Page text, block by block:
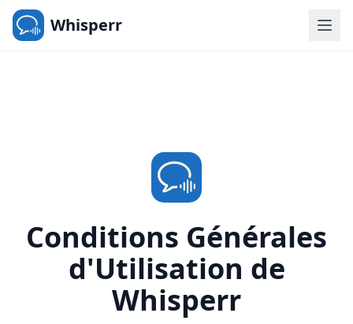
Whisperr
Conditions Générales
d'Utilisation de
Whisperr